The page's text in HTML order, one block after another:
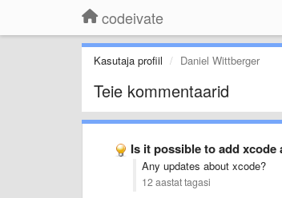
codeivate
Kasutaja profiil Daniel Wittberger
Teie kommentaarid
Is it possible to add xcode
Any updates about xcode?
12 aastat tagasi